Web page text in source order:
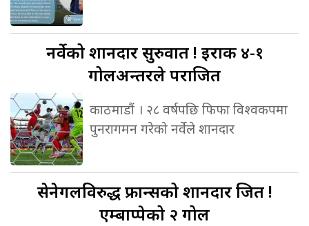
नर्वेकोशानदार सुरुवात ! इराक ४-१
गोलअन्तरले पराजित
काठमाडौं । २८ वर्षपछि फिफा विश्वकपमा
पुनरागमन गरेको नर्वेले शानदार
सेनेगलविरुद्धफ्रान्सको शानदार जित !
एम्बाप्पेको २ गोल